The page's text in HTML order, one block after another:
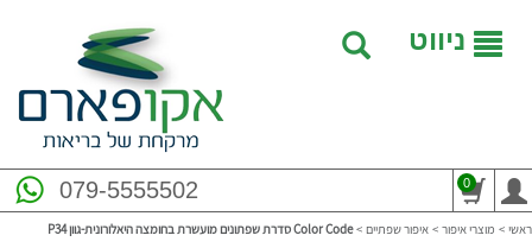
ניווט
079-5555502 0
ראשי > מוצרי איפור > איפור שפתיים > Color Code סדרת שפתונים מועשרת בחומצה היאלורונית-גוון P34